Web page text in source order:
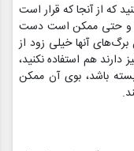
که از آنجا که قرار است
و حتی ممکن است دست
آنها خیلی زود از
دارند هم استفاده نکنید،
باشد، بوی آن ممکن